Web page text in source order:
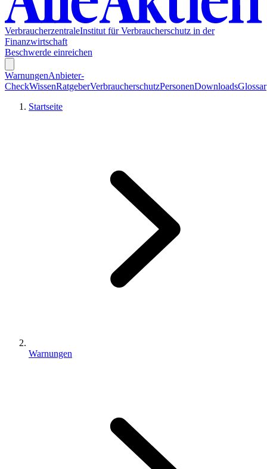
VerbraucherzentraleInstitut für Verbraucherschutz in der
Finanzwirtschaft
Beschwerde einreichen
WarnungenAnbieter-
CheckWissenRatgeberVerbraucherschutzPersonenDownloadsGlossar
Startseite
Warnungen